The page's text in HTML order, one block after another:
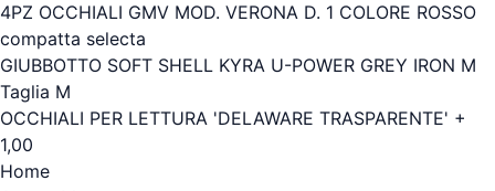
4PZ OCCHIALI GMV MOD. VERONA D. 1 COLORE ROSSO
compatta selecta
GIUBBOTTO SOFT SHELL KYRA U-POWER GREY IRON M
Taglia M
OCCHIALI PER LETTURA 'DELAWARE TRASPARENTE' +
1,00
Home